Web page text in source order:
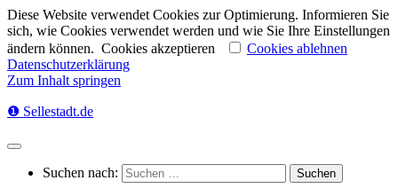
Diese Website verwendet Cookies zur Optimierung. Informieren Sie
sich, wie Cookies verwendet werden und wie Sie Ihre Einstellungen
ändern können. Cookies akzeptieren
Cookies ablehnen
Datenschutzerklärung
Zum Inhalt springen
❶ Sellestadt.de
Suchen nach: